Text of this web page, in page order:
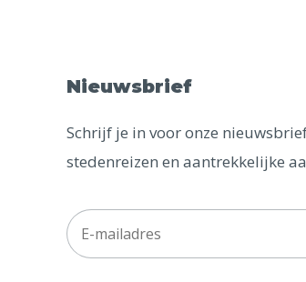
Nieuwsbrief
Schrijf je in voor onze
stedenreizen en aantrekkelijke